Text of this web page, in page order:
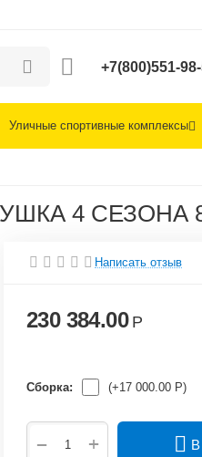
+7(800)551-
Уличные спортивные комплексы
4 CЕЗОНА
Написать отзыв
230 384.00 Р
Сборка: (+17 000.00 Р)
+
− В